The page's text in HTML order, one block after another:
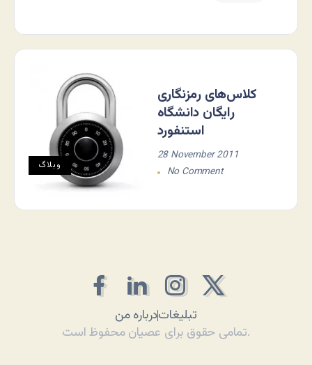
وبلاگ
کلاس‌های رمزنگاری
رایگان دانشگاه
استنفورد
28 November 2011
No Comment
درباره منتبلیغات
تمامی حقوق برای عصیان محفوظ است.